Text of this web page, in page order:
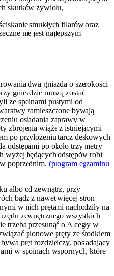
skutków żywiołu,
smukłych filarów oraz
nie jest najlepszym
dwa gniazda o szerokości
gnieździe muszą zostać
ze spoinami pustymi od
zamieszczone bywają
osiadania zaprawy w
zbrojenia wiąże z istniejącymi
po przyłożeniu tarcz deskowych
odstępami po około trzy metry
wyżej będących odstępów robi
poprzednim. (program egzaminu
albo od zewnątrz, przy
bądź z nawet więcej stron
w nich prętami nachodziły na
zewnętrznego wszystkich
trzeba przesunąć o A cegły w
pionowe pręty ze środkiem
pręt rozdzielczy, posiadający
w spoinach wspornych, które